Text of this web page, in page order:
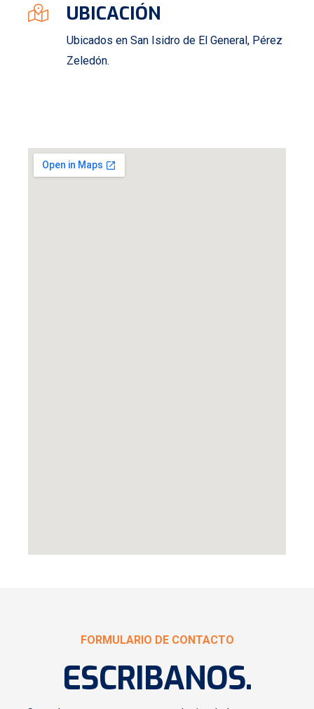
UBICACIÓN
Ubicados en San Isidro de El General, Pérez
Zeledón.
FORMULARIO DE CONTACTO
ESCRIBANOS.